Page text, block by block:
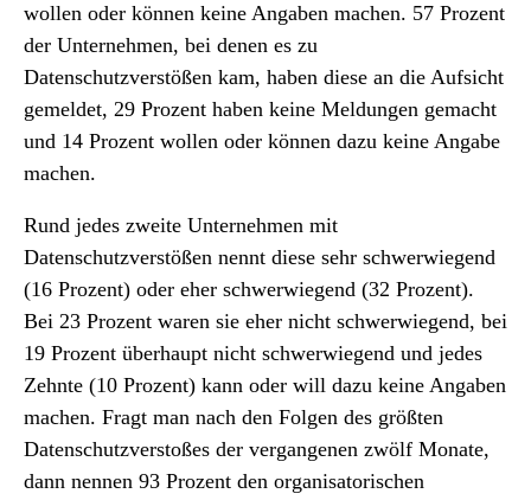
wollen oder können keine Angaben machen. 57 Prozent
der Unternehmen, bei denen es zu
Datenschutzverstößen kam, haben diese an die Aufsicht
gemeldet, 29 Prozent haben keine Meldungen gemacht
und 14 Prozent wollen oder können dazu keine Angabe
machen.
Rund jedes zweite Unternehmen mit
Datenschutzverstößen nennt diese sehr schwerwiegend
(16 Prozent) oder eher schwerwiegend (32 Prozent).
Bei 23 Prozent waren sie eher nicht schwerwiegend, bei
19 Prozent überhaupt nicht schwerwiegend und jedes
Zehnte (10 Prozent) kann oder will dazu keine Angaben
machen. Fragt man nach den Folgen des größten
Datenschutzverstoßes der vergangenen zwölf Monate,
dann nennen 93 Prozent den organisatorischen